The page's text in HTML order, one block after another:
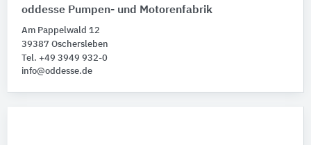
oddesse Pumpen- und Motorenfabrik
Am Pappelwald 12
39387 Oschersleben
Tel. +49 3949 932-0
info@oddesse.de